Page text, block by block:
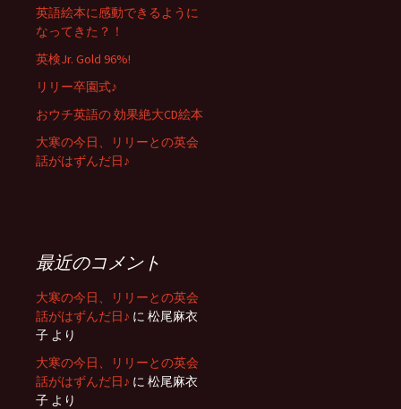
英語絵本に感動できるように
なってきた？！
英検Jr. Gold 96%!
リリー卒園式♪
おウチ英語の 効果絶大CD絵本
大寒の今日、リリーとの英会
話がはずんだ日♪
最近のコメント
大寒の今日、リリーとの英会
話がはずんだ日♪ に 松尾麻衣
子 より
大寒の今日、リリーとの英会
話がはずんだ日♪ に 松尾麻衣
子 より